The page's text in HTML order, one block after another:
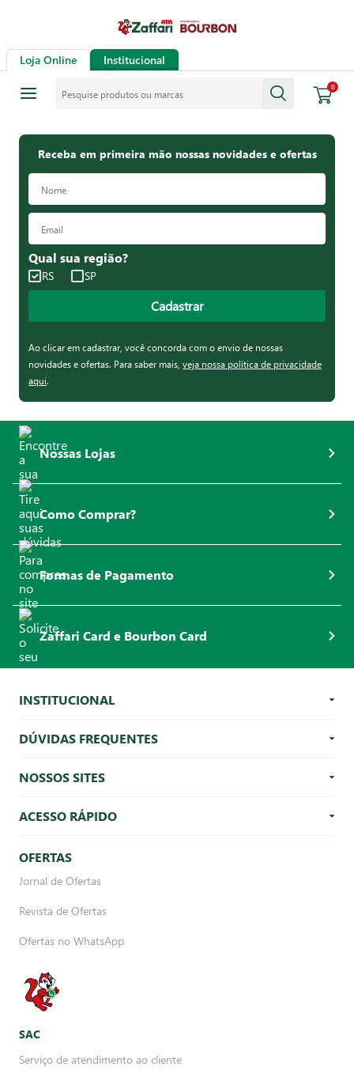
Loja Online Institucional
0
Receba em primeira mão nossas novidades e ofertas
Qual sua região?
RS SP
Cadastrar
Ao clicar em cadastrar, você concorda com o envio de nossas
novidades e ofertas. Para saber mais, veja nossa política de privacidade
aqui.
Nossas Lojas
Como Comprar?
Formas de Pagamento
Zaffari Card e Bourbon Card
INSTITUCIONAL
DÚVIDAS FREQUENTES
NOSSOS SITES
ACESSO RÁPIDO
OFERTAS
Jornal de Ofertas
Revista de Ofertas
Ofertas no WhatsApp
SAC
Serviço de atendimento ao cliente